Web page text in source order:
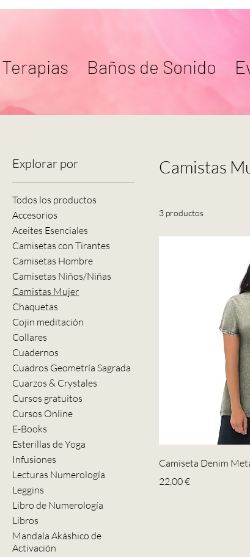
Terapias Baños de Sonido
Explorar por
Todos los productos
Accesorios
Aceites Esenciales
Camisetas con Tirantes
Camisetas Hombre
Camisetas Niños/Niñas
Camistas Mujer
Chaquetas
Cojin meditación
Collares
Cuadernos
Cuadros Geometría Sagrada
Cuarzos & Crystales
Cursos gratuitos
Cursos Online
E-Books
Esterillas de Yoga
Infusiones
Lecturas Numerología
Leggins
Libro de Numerología
Libros
Mandala Akáshico de
Activación
Camistas
3 productos
Camiseta Denim
Precio
22,00 €